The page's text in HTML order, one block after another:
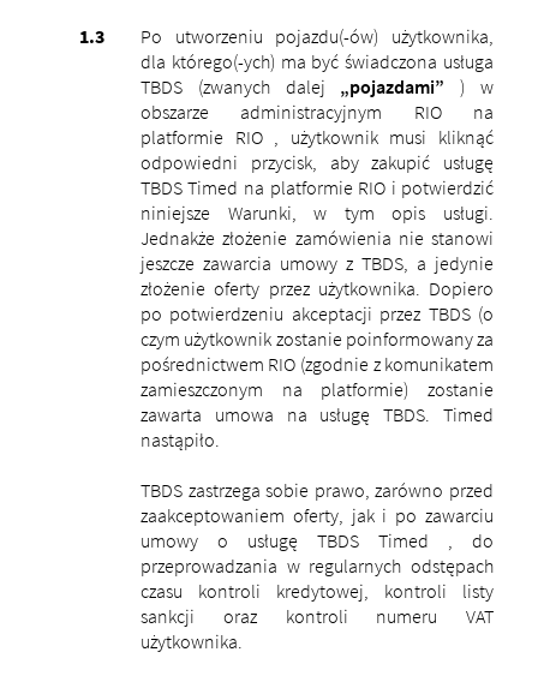
Po utworzeniu pojazdu(-ów) użytkownika,
dla którego(-ych) ma być świadczona usługa
TBDS (zwanych dalej „pojazdami” ) w
obszarze administracyjnym RIO na
platformie RIO , użytkownik musi kliknąć
odpowiedni przycisk, aby zakupić usługę
TBDS Timed na platformie RIO i potwierdzić
niniejsze Warunki, w tym opis usługi.
Jednakże złożenie zamówienia nie stanowi
jeszcze zawarcia umowy z TBDS, a jedynie
złożenie oferty przez użytkownika. Dopiero
po potwierdzeniu akceptacji przez TBDS (o
czym użytkownik zostanie poinformowany za
pośrednictwem RIO (zgodnie z komunikatem
zamieszczonym na platformie) zostanie
zawarta umowa na usługę TBDS. Timed
nastąpiło.
TBDS zastrzega sobie prawo, zarówno przed
zaakceptowaniem oferty, jak i po zawarciu
umowy o usługę TBDS Timed , do
przeprowadzania w regularnych odstępach
czasu kontroli kredytowej, kontroli listy
sankcji oraz kontroli numeru VAT
użytkownika.